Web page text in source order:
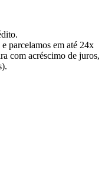
parcelamos em até 24x
com acréscimo de juros,